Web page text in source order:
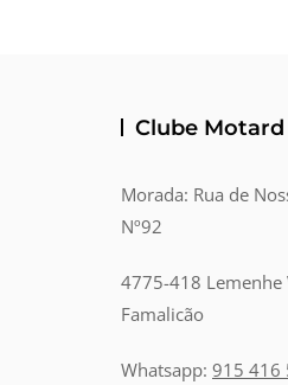
Clube
Morada: Rua de
Nº92
4775-418 Lemenhe
Famalicão
Whatsapp: 915 416